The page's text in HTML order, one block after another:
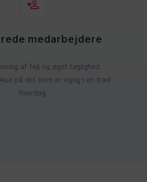
medarbejdere
af fejl og øget faglighed
på det som er vigtig i en travl
hverdag.